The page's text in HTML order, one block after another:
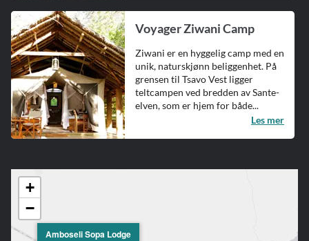
Voyager Ziwani Camp
Ziwani er en hyggelig camp med en
unik, naturskjønn beliggenhet. På
grensen til Tsavo Vest ligger
teltcampen ved bredden av Sante-
elven, som er hjem for både...
Les mer
Amboseli Sopa Lodge
+
−